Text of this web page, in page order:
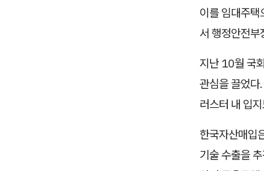
이를 임대주택
서 행정안전부
지난 10월 국
관심을 끌었다
러스터 내 입
한국자산매입
기술 수출을